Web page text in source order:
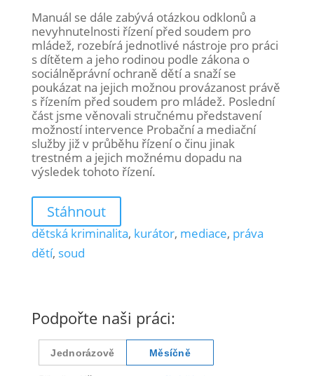
Manuál se dále zabývá otázkou odklonů a
nevyhnutelnosti řízení před soudem pro
mládež, rozebírá jednotlivé nástroje pro práci
s dítětem a jeho rodinou podle zákona o
sociálněprávní ochraně dětí a snaží se
poukázat na jejich možnou provázanost právě
s řízením před soudem pro mládež. Poslední
část jsme věnovali stručnému představení
možností intervence Probační a mediační
služby již v průběhu řízení o činu jinak
trestném a jejich možnému dopadu na
výsledek tohoto řízení.
Stáhnout
dětská kriminalita, kurátor, mediace, práva
dětí, soud
Podpořte naši práci: